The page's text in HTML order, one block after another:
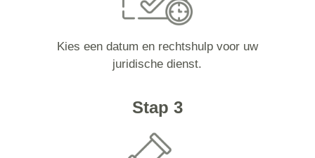
Kies een datum en rechtshulp voor uw
juridische dienst.
Stap 3